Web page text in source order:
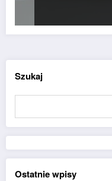
Szukaj
Ostatnie wpisy